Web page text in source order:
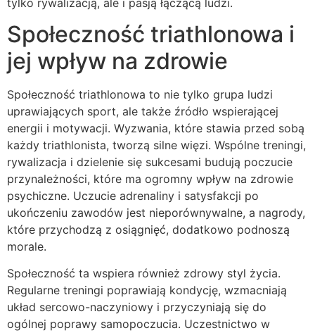
Społeczność triathlonowa i
jej wpływ na zdrowie
Społeczność triathlonowa to nie tylko grupa ludzi
uprawiających sport, ale także źródło wspierającej
energii i motywacji. Wyzwania, które stawia przed sobą
każdy triathlonista, tworzą silne więzi. Wspólne treningi,
rywalizacja i dzielenie się sukcesami budują poczucie
przynależności, które ma ogromny wpływ na zdrowie
psychiczne. Uczucie adrenaliny i satysfakcji po
ukończeniu zawodów jest nieporównywalne, a nagrody,
które przychodzą z osiągnięć, dodatkowo podnoszą
morale.
Społeczność ta wspiera również zdrowy styl życia.
Regularne treningi poprawiają kondycję, wzmacniają
układ sercowo-naczyniowy i przyczyniają się do
ogólnej poprawy samopoczucia. Uczestnictwo w